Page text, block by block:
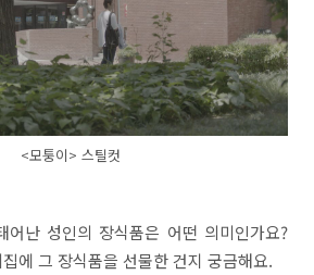
<모퉁이> 스틸컷
어난 성인의 장식품은 어떤 의미인가요?
에 그 장식품을 선물한건지 궁금해요.